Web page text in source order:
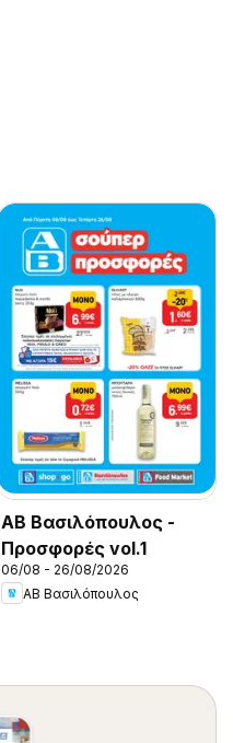
ΑΒ Βασιλόπουλος -
Προσφορές vol.1
06/08 - 26/08/2026
ΑΒ Βασιλόπουλος